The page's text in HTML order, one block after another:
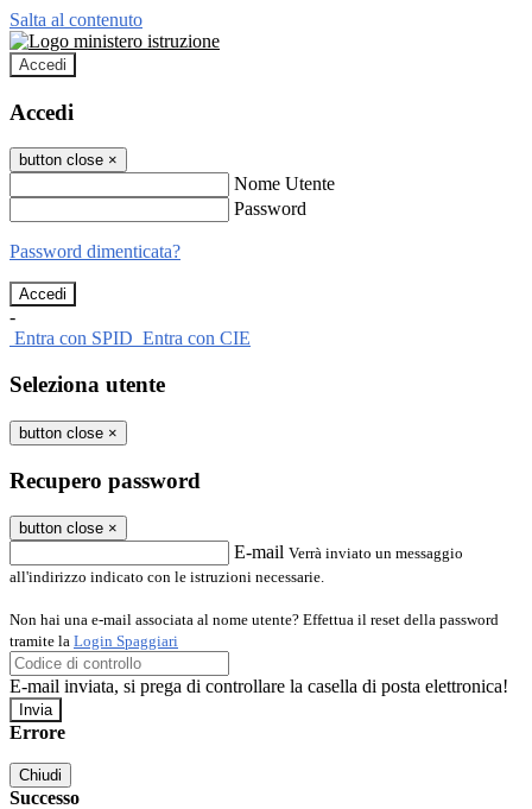
Salta al contenuto
Accedi
Accedi
button close ×
Nome Utente
Password
Password dimenticata?
-
Entra con SPID Entra con CIE
Seleziona utente
button close ×
Recupero password
button close ×
E-mail Verrà inviato un messaggio
all'indirizzo indicato con le istruzioni necessarie.
Non hai una e-mail associata al nome utente? Effettua il reset della password
tramite la Login Spaggiari
E-mail inviata, si prega di controllare la casella di posta elettronica!
Errore
Chiudi
Successo